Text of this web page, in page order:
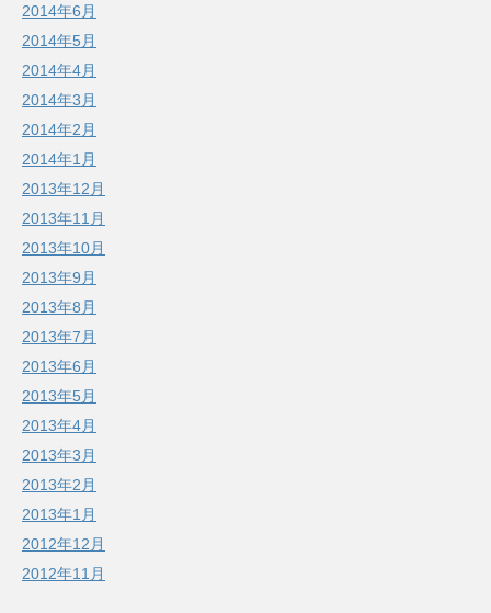
2014年6月
2014年5月
2014年4月
2014年3月
2014年2月
2014年1月
2013年12月
2013年11月
2013年10月
2013年9月
2013年8月
2013年7月
2013年6月
2013年5月
2013年4月
2013年3月
2013年2月
2013年1月
2012年12月
2012年11月